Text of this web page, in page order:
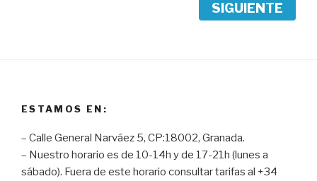
SIGUIENTE
ESTAMOS EN:
– Calle General Narváez 5, CP:18002, Granada.
– Nuestro horario es de 10-14h y de 17-21h (lunes a
sábado). Fuera de este horario consultar tarifas al +34